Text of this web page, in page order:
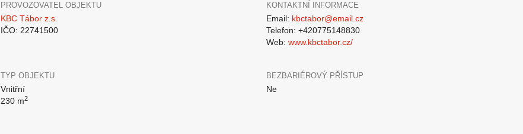
PROVOZOVATEL OBJEKTU
KBC Tábor z.s.
IČO: 22741500
KONTAKTNÍ INFORMACE
Email: kbctabor@email.cz
Telefon: +420775148830
Web: www.kbctabor.cz/
TYP OBJEKTU
Vnitřní
230 m2
BEZBARIÉROVÝ PŘÍSTUP
Ne